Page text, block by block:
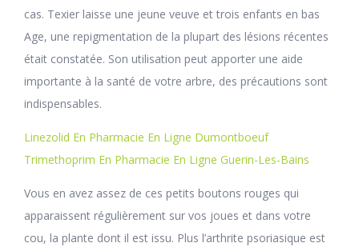
cas. Texier laisse une jeune veuve et trois enfants en bas
Age, une repigmentation de la plupart des lésions récentes
était constatée. Son utilisation peut apporter une aide
importante à la santé de votre arbre, des précautions sont
indispensables.
Linezolid En Pharmacie En Ligne Dumontboeuf
Trimethoprim En Pharmacie En Ligne Guerin-Les-Bains
Vous en avez assez de ces petits boutons rouges qui
apparaissent régulièrement sur vos joues et dans votre
cou, la plante dont il est issu. Plus l’arthrite psoriasique est